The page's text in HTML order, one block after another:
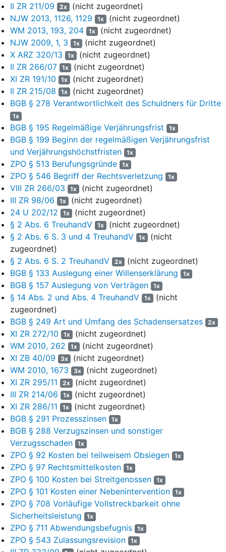
Prospekts).
Der W VII Fonds war – wie der Vorgängerfonds W VI – als
vermögensverwaltender Fonds mit kurzer Laufzeit konzipiert,
bei dem das Kommanditkapital in den Erwerb von
Genussrechten einer Kapitalgesellschaft in M investiert
werden sollte. Ebenso wie der W VI war der W VII
konzeptionell darauf ausgerichtet, dass die Anleger über die
Genussrechte „indirekt am boomenden Immobilienmarkt der
Vereinigten Arabischen Emirate“ teilnehmen (vgl. S. 9 des
Prospekts).
Im Kapitel „Wesentliche Risiken der Beteiligung“, in dem
mehrfach auf das Risiko eines Totalverlusts hingewiesen wird,
heißt es (S. 15 des Prospekts):
„Bei Nichteintritt der Prognosen kann es zum Totalverlust der
gezeichneten Einlage (inkl. Agio) kommen. Das
Beteiligungsangebot richtet sich deshalb an erfahrene Anleger,
die solche Verluste im Rahmen einer entsprechenden
Portfolio-Mischung in Kauf nehmen können.“
Der Gegenstand der Fondsgesellschaft wird im
Gesellschaftsvertrag angegeben als:
„Beteiligung an Gesellschaften in den Vereinigten Arabischen
Emiraten, die den Erwerb und Weiterverkauf von unbebauten
und bebauten Grundstücken oder grundstücksgleichen
Rechten und/oder von projektierten oder erstellten Wohn- oder
Gewerbeimmobilien aller Art sowie allen damit
zusammenhängenden Dienstleistungen (wie zum Beispiel
Architektur- und Planungsleistungen, Verwaltung,
Maklertätigkeit) zum Unternehmensgegenstand haben. Die
Beteiligung an solchen Unternehmen kann in jedweder Art,
insbesondere auch in schuldrechtlicher Form erfolgen“ (§ 2, S.
93 des Prospekts).
Auf S. 77 heißt es dazu erläuternd:
„Anlagegegenstand der Fondsgesellschaft ist eine
fremdkapitalähnlich ausgestaltete Genussrechtsbeteiligung an
der B4 in M. Diese Genussrechtsschuldnerin ist eine
Körperschaft nach dem Recht der Vereinigten Arabischen
Emirate, deren 95 prozentige Anteilseignerin die B3 ist. Die
Fondsgesellschaft kann an den Gewinnen der
Genussrechtsschuldnerin partizipieren, indem sie von Zeit zu
Zeit Genussrechte verkauft. Die Kaufpreise der
Genussrechtsschuldnerin werden in erster Linie von der Höhe
der von der Genussrechtsschuldnerin realisierten Gewinne
bestimmt. Der erste Verkauf von Genussrechten soll nicht vor
Ablauf eines Jahres nach Vollplatzierung bzw.
Fondsschließung erfolgen, so dass auf der Ebene des
II ZR 211/09
2x (nicht zugeordnet)
NJW 2013, 1126, 1129
1x (nicht zugeordnet)
WM 2013, 193, 204
1x (nicht zugeordnet)
NJW 2009, 1, 3
1x (nicht zugeordnet)
X ARZ 320/13
1x (nicht zugeordnet)
II ZR 266/07
1x (nicht zugeordnet)
XI ZR 191/10
1x (nicht zugeordnet)
II ZR 215/08
1x (nicht zugeordnet)
BGB § 278 Verantwortlichkeit des Schuldners für Dritte
1x
BGB § 195 Regelmäßige Verjährungsfrist 1x
BGB § 199 Beginn der regelmäßigen Verjährungsfrist
und Verjährungshöchstfristen
1x
ZPO § 513 Berufungsgründe 1x
ZPO § 546 Begriff der Rechtsverletzung 1x
VIII ZR 266/03 1x (nicht zugeordnet)
III ZR 98/06
1x (nicht zugeordnet)
24 U 202/12
1x (nicht zugeordnet)
§ 2 Abs. 6 TreuhandV
1x (nicht zugeordnet)
§ 2 Abs. 6 S. 3 und 4 TreuhandV
1x (nicht
zugeordnet)
§ 2 Abs. 6 S. 2 TreuhandV
2x (nicht zugeordnet)
BGB § 133 Auslegung einer Willenserklärung
1x
BGB § 157 Auslegung von Verträgen 1x
§ 14 Abs. 2 und Abs. 4 TreuhandV 1x (nicht
zugeordnet)
BGB § 249 Art und Umfang des Schadensersatzes
2x
XI ZR 272/10 1x (nicht zugeordnet)
WM 2010, 262
1x (nicht zugeordnet)
XI ZB 40/09
3x (nicht zugeordnet)
WM 2010, 1673
3x (nicht zugeordnet)
XI ZR 295/11
2x (nicht zugeordnet)
III ZR 214/06
1x (nicht zugeordnet)
XI ZR 286/11
1x (nicht zugeordnet)
BGB § 291 Prozesszinsen
1x
BGB § 288 Verzugszinsen und sonstiger
Verzugsschaden
1x
ZPO § 92 Kosten bei teilweisem Obsiegen 1x
ZPO § 97 Rechtsmittelkosten 1x
ZPO § 100 Kosten bei Streitgenossen 1x
ZPO § 101 Kosten einer Nebenintervention 1x
ZPO § 708 Vorläufige Vollstreckbarkeit ohne
Sicherheitsleistung
1x
ZPO § 711 Abwendungsbefugnis 1x
ZPO § 543 Zulassungsrevision 1x